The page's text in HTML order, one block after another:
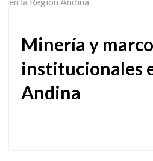
Minería y
institucionales
Andina